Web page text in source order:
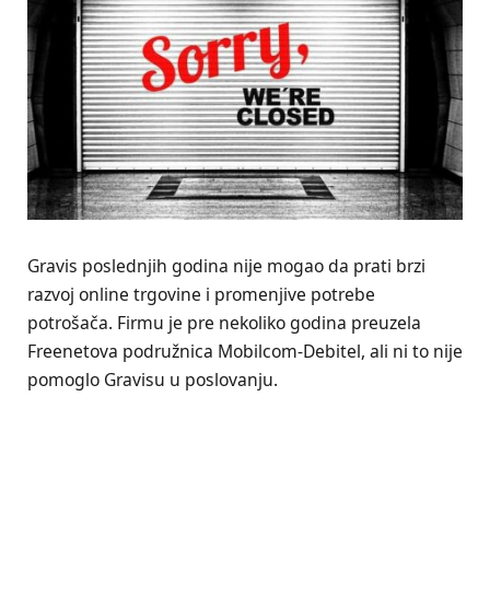
Gravis poslednjih godina nije mogao da prati brzi
razvoj online trgovine i promenjive potrebe
potrošača. Firmu je pre nekoliko godina preuzela
Freenetova podružnica Mobilcom-Debitel, ali ni to nije
pomoglo Gravisu u poslovanju.